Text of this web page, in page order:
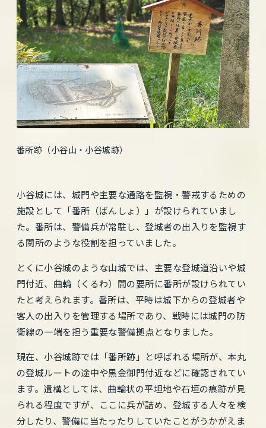
番所跡（小谷山・小谷城跡）
小谷城には、城門や主要な通路を監視・警戒するための
施設として「番所（ばんしょ）」が設けられていまし
た。番所は、警備兵が常駐し、登城者の出入りを監視す
る関所のような役割を担っていました。
とくに小谷城のような山城では、主要な登城道沿いや城
門付近、曲輪（くるわ）間の要所に番所が設けられてい
たと考えられます。番所は、平時は城下からの登城者や
客人の出入りを管理する場所であり、戦時には城門の防
衛線の一端を担う重要な警備拠点となりました。
現在、小谷城跡では「番所跡」と呼ばれる場所が、本丸
の登城ルートの途中や黒金御門付近などに確認されてい
ます。遺構としては、曲輪状の平坦地や石垣の痕跡が見
られる程度ですが、ここに兵が詰め、登城する人々を検
分したり、警備に当たったりしていたことがうかがえま